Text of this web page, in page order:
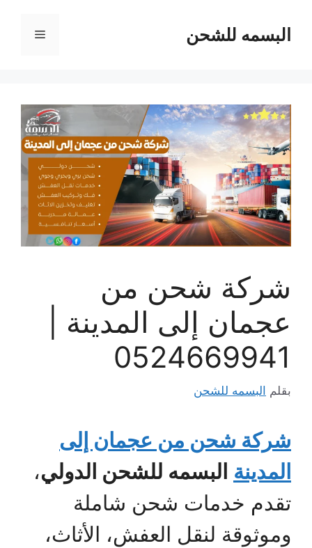
المحتوىالبسمه للشحن القائمة
شركة شحن من
عجمان إلى المدينة |
0524669941
بقلم البسمه للشحن
شركة شحن من عجمان إلى
المدينة البسمه للشحن الدولي،
تقدم خدمات شحن شاملة
وموثوقة لنقل العفش، الأثاث،